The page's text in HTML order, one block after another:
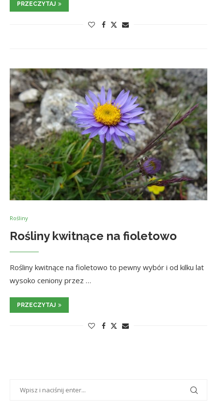
PRZECZYTAJ
Rośliny
Rośliny kwitnące na fioletowo
Rośliny kwitnące na fioletowo to pewny wybór i od kilku lat
wysoko ceniony przez …
PRZECZYTAJ